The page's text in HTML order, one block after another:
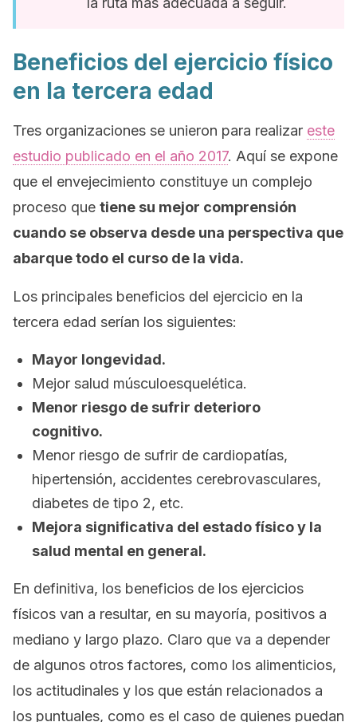
Beneficios del ejercicio físico
en la tercera edad
Tres organizaciones se unieron para realizar este
estudio publicado en el año 2017. Aquí se expone
que el envejecimiento constituye un complejo
proceso que tiene su mejor comprensión
cuando se observa desde una perspectiva que
abarque todo el curso de la vida.
Los principales beneficios del ejercicio en la
tercera edad serían los siguientes:
Mayor longevidad.
Mejor salud músculoesquelética.
Menor riesgo de sufrir deterioro
cognitivo.
Menor riesgo de sufrir de cardiopatías,
hipertensión, accidentes cerebrovasculares,
diabetes de tipo 2, etc.
Mejora significativa del estado físico y la
salud mental en general.
En definitiva, los beneficios de los ejercicios
físicos van a resultar, en su mayoría, positivos a
mediano y largo plazo. Claro que va a depender
de algunos otros factores, como los alimenticios,
los actitudinales y los que están relacionados a
los puntuales, como es el caso de quienes puedan